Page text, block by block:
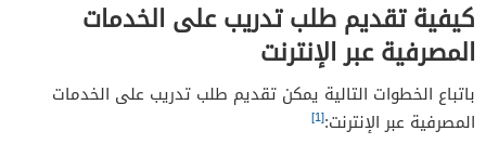
كيفية تقديم طلب تدريب على الخدمات
المصرفية عبر الإنترنت
باتباع الخطوات التالية يمكن تقديم طلب تدريب على الخدمات
المصرفية عبر الإنترنت:[1]